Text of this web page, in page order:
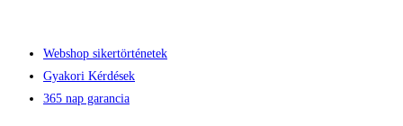
Webshop sikertörténetek
Gyakori Kérdések
365 nap garancia